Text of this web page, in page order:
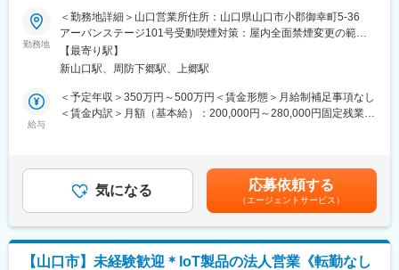
【はじめに】
当ポジションは自社販売している大型IoT製品や薬剤システムの運
用～保守を担うシステムエンジニア職となっております。未経験
からチャレンジできる事に加えて、メーカー直雇用という貴重な
求人となっております。IT領域へキャリアチェンジされたい方歓
迎しております！
るため、社内でのデスクワークが6割、お客様先での業務が4割ほ
どとなります。また、外部のITベンダーとの打ち合わせ等もある
ため、関係者が多いのも当職種の特徴の一つとなります。
ます。
勤務地
＜勤務地詳細＞山口営業所住所：山口県山口市小郡御幸町5-36
アーバンステージ101号受動喫煙対策：屋内全面禁煙変更の範
囲：会社の定める事業所（リモートワーク含む）
【最寄り駅】
新山口駅、周防下郷駅、上郷駅
給与
＜予定年収＞350万円～500万円＜賃金形態＞月給制補足事項なし
＜賃金内訳＞月額（基本給）：200,000円～280,000円固定残業手
＞※給与詳細は、年齢・スキルを考慮し決定します。■昇給：年1
回■賞与：年2回賃金はあくまでも目安の金額であり、選考を通じ
て上下する可能性があります。月給(月額)は固定手当を含めた表記
です。
気になる 応募依頼する
（エージェントサービス）
【山口市】未経験歓迎＊IoT製品の法人営業《転勤なし